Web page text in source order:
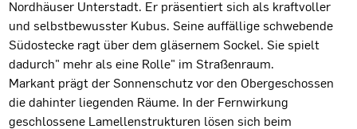
Nordhäuser Unterstadt. Er präsentiert sich als kraftvoller
und selbstbewusster Kubus. Seine auffällige schwebende
Südostecke ragt über dem gläsernem Sockel. Sie spielt
dadurch" mehr als eine Rolle" im Straßenraum.
Markant prägt der Sonnenschutz vor den Obergeschossen
die dahinter liegenden Räume. In der Fernwirkung
geschlossene Lamellenstrukturen lösen sich beim